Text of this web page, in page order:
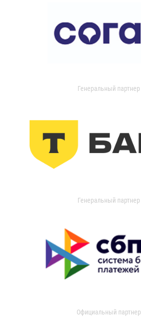
Генеральный партнер
Генеральный партнер
Официальный партнер